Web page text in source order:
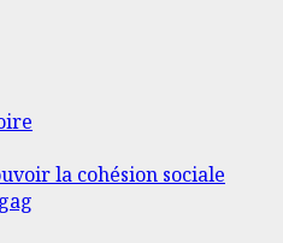
la cohésion sociale